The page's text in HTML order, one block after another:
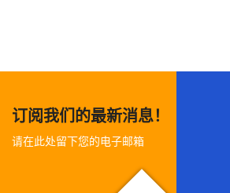
订阅我们的最新消息！
请在此处留下您的电子邮箱